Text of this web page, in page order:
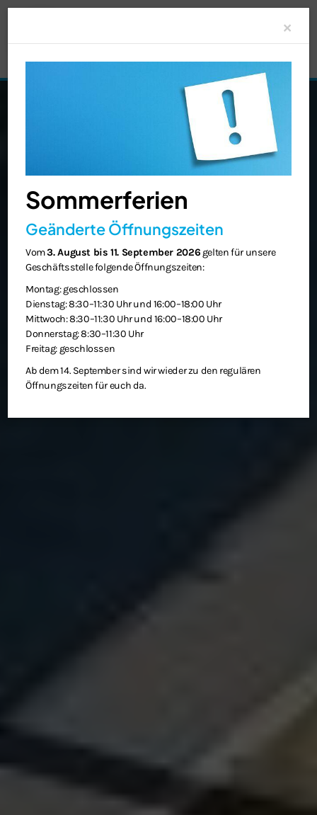
×
Sommerferien
Geänderte Öffnungszeiten
Vom3. August bis 11. September 2026 gelten für unsere
Geschäftsstelle folgende Öffnungszeiten:
Montag: geschlossen
Dienstag: 8:30–11:30 Uhr und 16:00–18:00 Uhr
Mittwoch: 8:30–11:30 Uhr und 16:00–18:00 Uhr
Donnerstag: 8:30–11:30 Uhr
Freitag: geschlossen
Ab dem 14. September sind wir wieder zu den regulären
Öffnungszeiten für euch da.